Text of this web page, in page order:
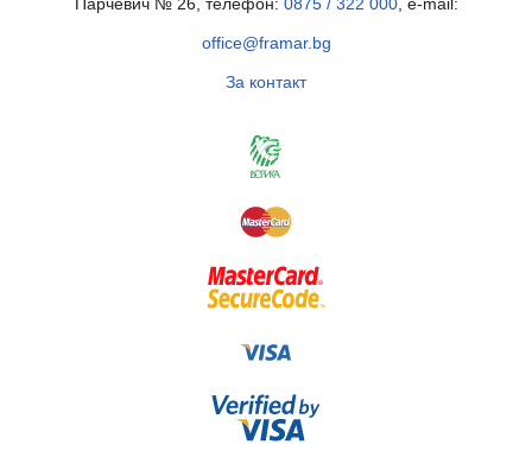
office@framar.bg
За контакт